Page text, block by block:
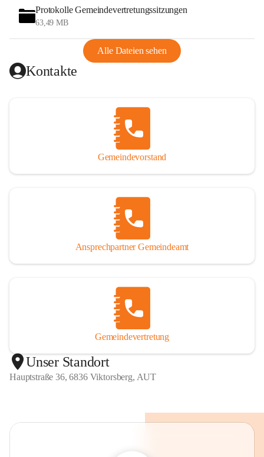
Protokolle Gemeindevertretungssitzungen
63,49 MB
Alle Dateien sehen
Kontakte
Gemeindevorstand
Ansprechpartner Gemeindeamt
Gemeindevertretung
Unser Standort
Hauptstraße 36, 6836 Viktorsberg, AUT